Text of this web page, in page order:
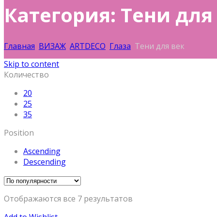
Категория: Тени
Главная ВИЗАЖ ARTDECO Глаза Тени для век
Skip to content
Количество
20
25
35
Position
Ascending
Descending
Отображаются все 7 результатов